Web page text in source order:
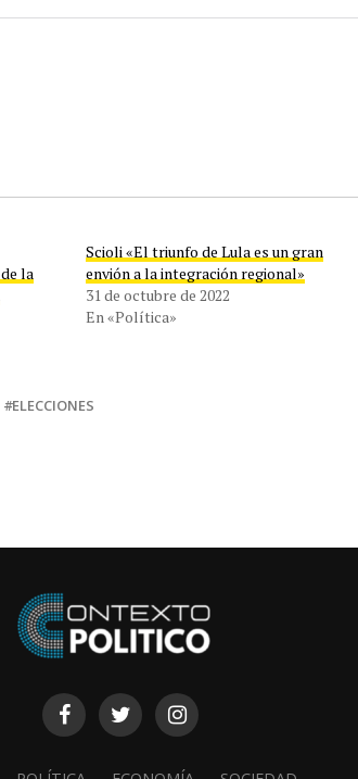
la
Scioli «El triunfo de Lula es un gran
envión a la integración regional»
31 de octubre de 2022
En «Política»
ELECCIONES